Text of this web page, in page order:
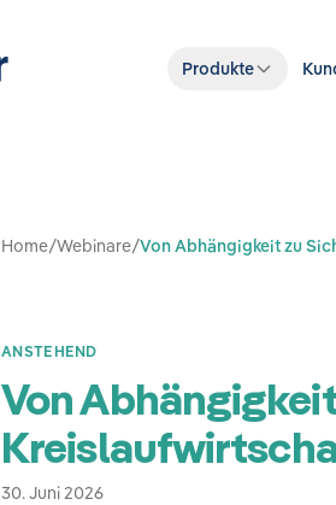
Produkte
Home/Webinare/Von Abhängigkeit zu
ANSTEHEND
Von
30. Juni 2026